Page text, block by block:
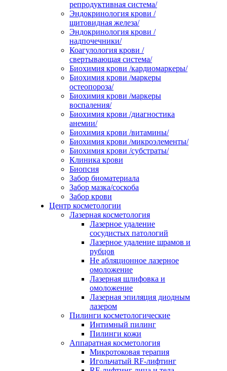
репродуктивная система/
Эндокринология крови /
щитовидная железа/
Эндокринология крови /
надпочечники/
Коагулология крови /
свертывающая система/
Биохимия крови /кардиомаркеры/
Биохимия крови /маркеры
остеопороза/
Биохимия крови /маркеры
воспаления/
Биохимия крови /диагностика
анемии/
Биохимия крови /витамины/
Биохимия крови /микроэлементы/
Биохимия крови /субстраты/
Клиника крови
Биопсия
Забор биоматериала
Забор мазка/соскоба
Забор крови
Центр косметологии
Лазерная косметология
Лазерное удаление
сосудистых патологий
Лазерное удаление шрамов и
рубцов
Не абляционное лазерное
омоложение
Лазерная шлифовка и
омоложение
Лазерная эпиляция диодным
лазером
Пилинги косметологические
Интимный пилинг
Пилинги кожи
Аппаратная косметология
Микротоковая терапия
Игольчатый RF-лифтинг